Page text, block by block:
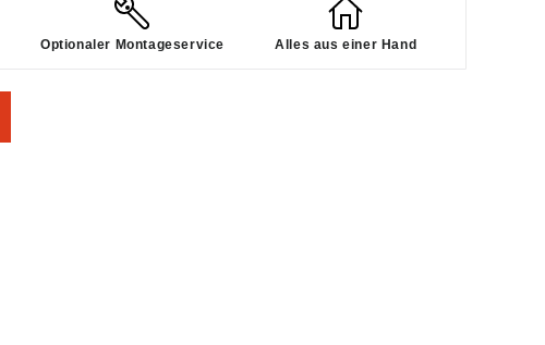
Optionaler Montageservice Alles aus einer Hand